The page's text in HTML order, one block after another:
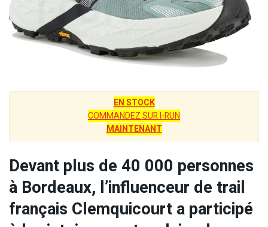
EN STOCK
COMMANDEZ SUR I-RUN
MAINTENANT
Devant plus de 40 000 personnes
à Bordeaux, l’influenceur de trail
français Clemquicourt a participé